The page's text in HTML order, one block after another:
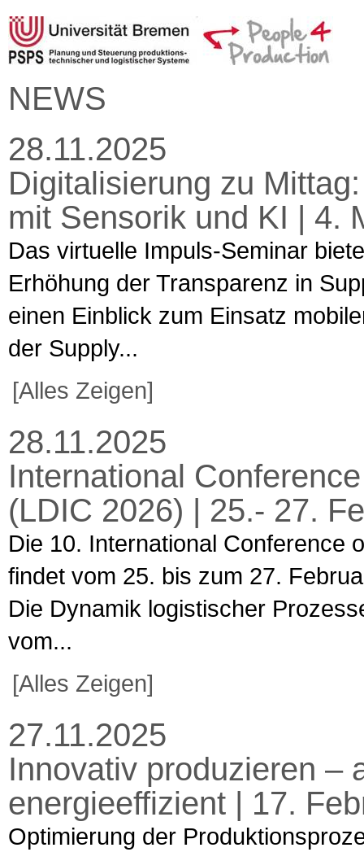
NEWS
28.11.2025
Digitalisierung zu
mit Sensorik und KI | 4.
Das virtuelle Impuls-Seminar
Erhöhung der Transparenz in
einen Einblick zum Einsatz
der Supply...
[Alles Zeigen]
28.11.2025
International
(LDIC 2026) | 25.- 27.
Die 10. International Conference
findet vom 25. bis zum 27.
Die Dynamik logistischer
vom...
[Alles Zeigen]
27.11.2025
Innovativ produzieren –
energieeffizient | 17.
Optimierung der